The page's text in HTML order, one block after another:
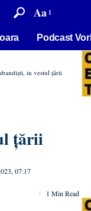
Aa
Podcast
in vestul țării
țării
07:17
1 Min Read